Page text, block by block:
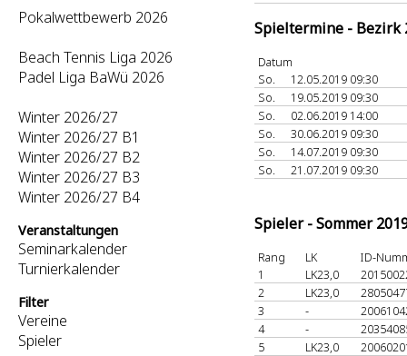
Pokalwettbewerb 2026
Beach Tennis Liga 2026
Padel Liga BaWü 2026
Winter 2026/27
Winter 2026/27 B1
Winter 2026/27 B2
Winter 2026/27 B3
Winter 2026/27 B4
Veranstaltungen
Seminarkalender
Turnierkalender
Filter
Vereine
Spieler
Spieltermine - Bezirk
Datum
So.
12.05.2019 09:30
So.
19.05.2019 09:30
So.
02.06.2019 14:00
So.
30.06.2019 09:30
So.
14.07.2019 09:30
So.
21.07.2019 09:30
Spieler - Sommer
Rang LK
ID-
1
LK23,0
2
LK23,0
3
-
4
-
5
LK23,0